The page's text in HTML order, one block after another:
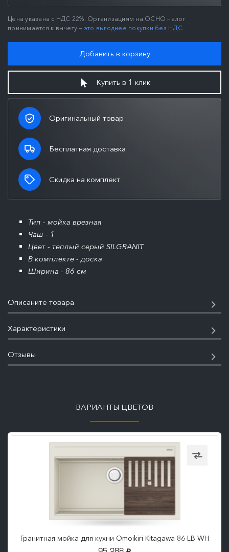
Цена указана с НДС 22%. Организациям на ОСНО налог
принимается к вычету — это выгоднее покупки без НДС
Добавить в корзину
Купить в 1 клик
Оригинальный товар
Бесплатная доставка
Скидка на комплект
Тип - мойка врезная
Чаш - 1
Цвет - теплый серый SILGRANIT
В комплекте - доска
Ширина - 86 см
Описаните товара
Характеристики
Отзывы
ВАРИАНТЫ ЦВЕТОВ
Гранитная мойка для кухни Omoikiri Kitagawa 86-LB WH